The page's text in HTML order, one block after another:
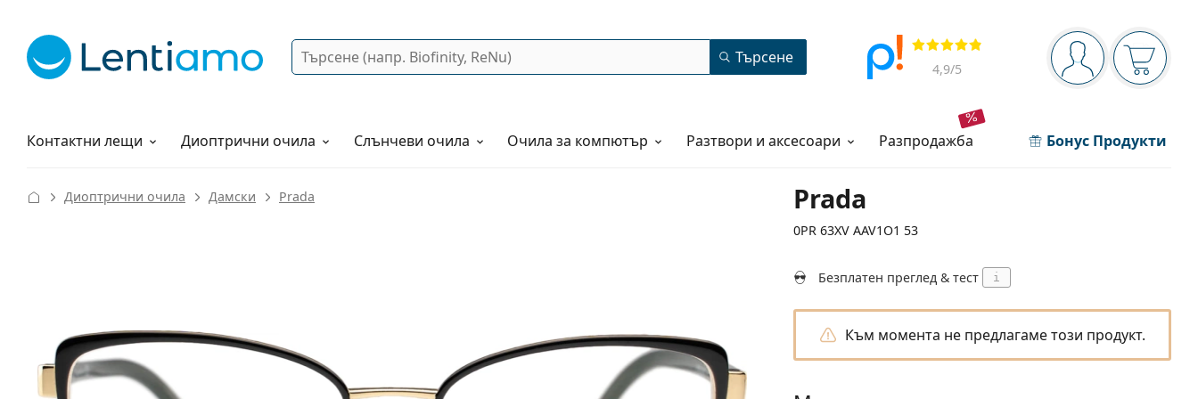
Navigation panel
Вие сте вписани
Прегледи
4,9/5
Търсене Търсене
Контактни лещи
Разтвори Диоптрични очила Слънчеви очила Очила за компютър Разтвори и аксесоари разпродажба Бонус Продукти
Как да поръчам?
Prada
0PR 63XV AAV1O1 53
Диоптрични очила Дамски Prada
Безплатен преглед & тест i
Към момента не предлагаме този продукт.